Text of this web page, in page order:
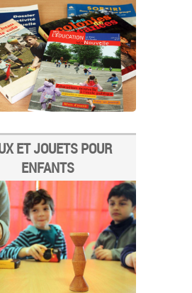
ET JOUETS POUR
ENFANTS